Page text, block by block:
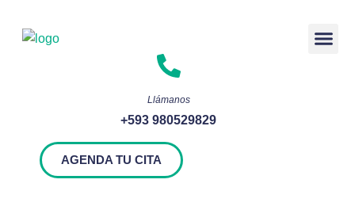
Llámanos
+593 980529829
AGENDA TU CITA